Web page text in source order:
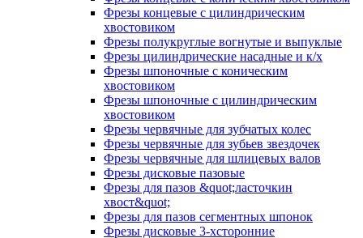
Фрезы концевые с цилиндрическим
хвостовиком
Фрезы полукруглые вогнутые и выпуклые
Фрезы цилиндрические насадные и к/х
Фрезы шпоночные с коническим
хвостовиком
Фрезы шпоночные с цилиндрическим
хвостовиком
Фрезы червячные для зубчатых колес
Фрезы червячные для зубьев звездочек
Фрезы червячные для шлицевых валов
Фрезы дисковые пазовые
Фрезы для пазов &quot;ласточкин
хвост&quot;
Фрезы для пазов сегментных шпонок
Фрезы дисковые 3-хсторонние